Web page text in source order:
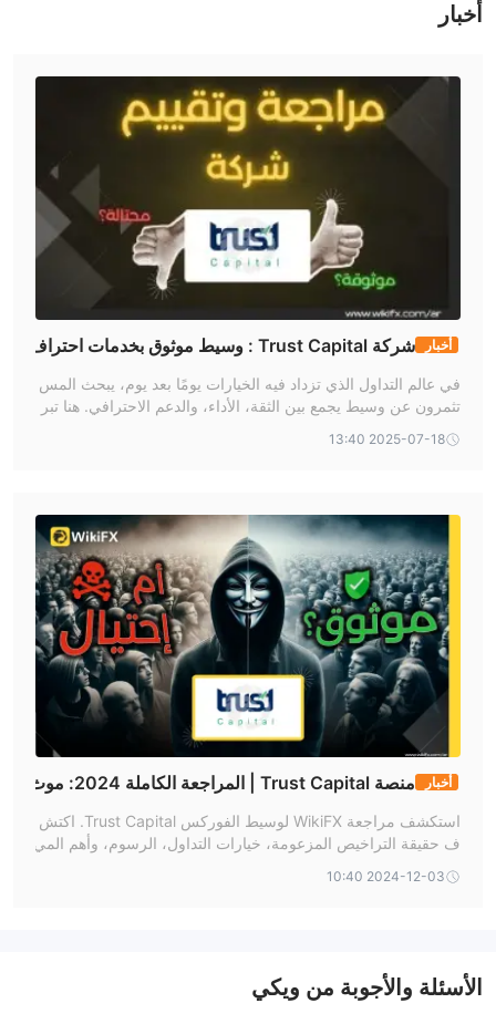
أخبار
أخبار
شركة Trust Capital : وسيط موثوق بخدمات احتراف
في عالم التداول الذي تزداد فيه الخيارات يومًا بعد يوم، يبحث المس
تثمرون عن وسيط يجمع بين الثقة، الأداء، والدعم الاحترافي. هنا تبر
2025-07-18 13:40
أخبار
منصة Trust Capital | المراجعة الكاملة 2024: موث
استكشف مراجعة WikiFX لوسيط الفوركس Trust Capital. اكتش
ف حقيقة التراخيص المزعومة، خيارات التداول، الرسوم، وأهم المي
2024-12-03 10:40
الأسئلة والأجوبة من ويكي